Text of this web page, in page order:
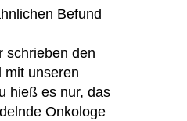
Befund
schrieben den
mit unseren
hieß es nur, das
Onkologe